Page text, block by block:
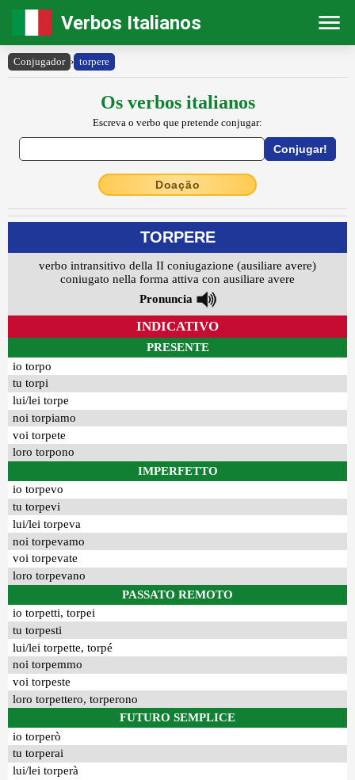
Verbos Italianos
Conjugador › torpere
Os verbos italianos
Escreva o verbo que pretende conjugar:
Doação
TORPERE
verbo intransitivo della II coniugazione (ausiliare avere)
coniugato nella forma attiva con ausiliare avere
Pronuncia
INDICATIVO
PRESENTE
io torpo
tu torpi
lui/lei torpe
noi torpiamo
voi torpete
loro torpono
IMPERFETTO
io torpevo
tu torpevi
lui/lei torpeva
noi torpevamo
voi torpevate
loro torpevano
PASSATO REMOTO
io torpetti, torpei
tu torpesti
lui/lei torpette, torpé
noi torpemmo
voi torpeste
loro torpettero, torperono
FUTURO SEMPLICE
io torperò
tu torperai
lui/lei torperà